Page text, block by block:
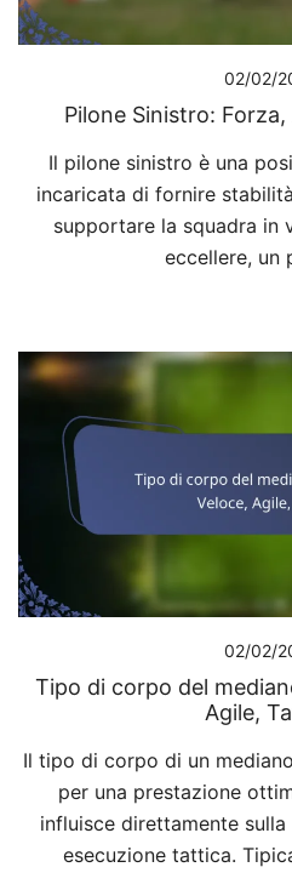
02/02/
Pilone Sinistro:
Il pilone sinistro è una
incaricata di fornire
supportare la squadra in
eccellere, un
02/02/
Tipo di corpo del
Agile,
Il tipo di corpo di un
per una prestazione
influisce direttamente
esecuzione tattica.